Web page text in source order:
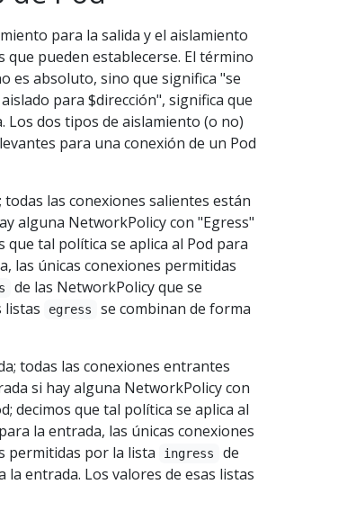
para la salida y el aislamiento
que pueden establecerse. El término
es absoluto, sino que significa "se
para $dirección", significa que
Los dos tipos de aislamiento (o no)
para una conexión de un Pod
las conexiones salientes están
alguna NetworkPolicy con "Egress"
que tal política se aplica al Pod para
las únicas conexiones permitidas
de las NetworkPolicy que se
listas
egress
se combinan de forma
todas las conexiones entrantes
si hay alguna NetworkPolicy con
decimos que tal política se aplica al
la entrada, las únicas conexiones
permitidas por la lista
ingress
de
entrada. Los valores de esas listas